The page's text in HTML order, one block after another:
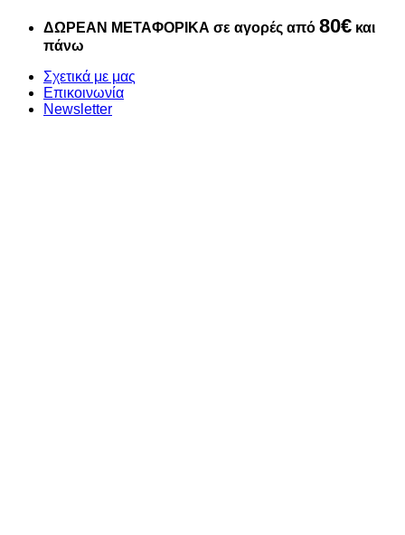
Μετάβαση
περιεχόμενο
ΔΩΡΕΑΝ ΜΕΤΑΦΟΡΙΚΑ σε αγορές από 80€ και
πάνω
Σχετικά με μας
Επικοινωνία
Newsletter